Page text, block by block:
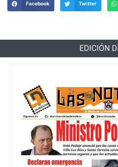
Facebook Twitter
EDICIÓN